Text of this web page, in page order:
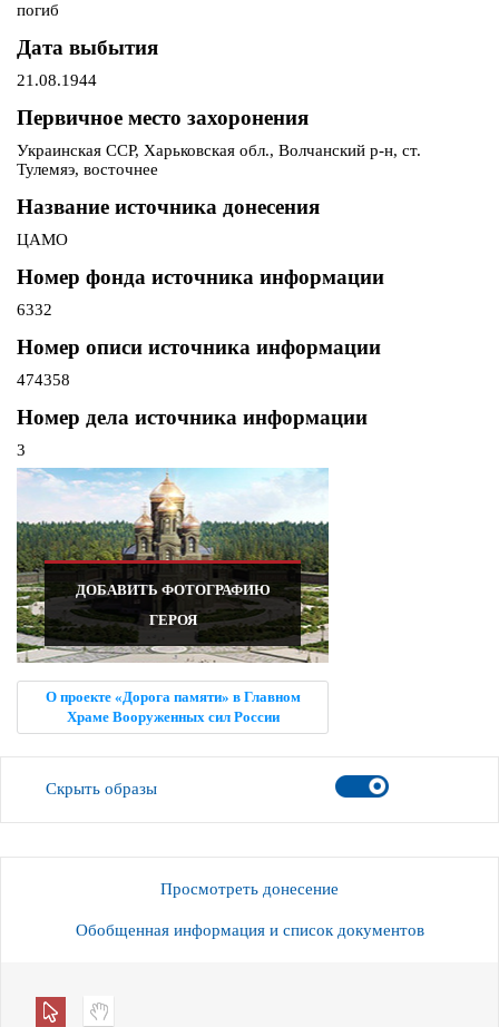
погиб
Дата выбытия
21.08.1944
Первичное место захоронения
Украинская ССР, Харьковская обл., Волчанский р-н, ст.
Тулемяэ, восточнее
Название источника донесения
ЦАМО
Номер фонда источника информации
6332
Номер описи источника информации
474358
Номер дела источника информации
3
ДОБАВИТЬ ФОТОГРАФИЮ
ГЕРОЯ
О проекте «Дорога памяти» в Главном
Храме Вооруженных сил России
Скрыть образы
Просмотреть донесение
Обобщенная информация и список документов